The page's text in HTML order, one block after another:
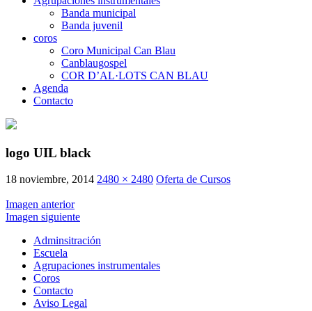
Banda municipal
Banda juvenil
coros
Coro Municipal Can Blau
Canblaugospel
COR D’AL·LOTS CAN BLAU
Agenda
Contacto
logo UIL black
18 noviembre, 2014 2480 × 2480 Oferta de Cursos
Imagen anterior
Imagen siguiente
Adminsitración
Escuela
Agrupaciones instrumentales
Coros
Contacto
Aviso Legal